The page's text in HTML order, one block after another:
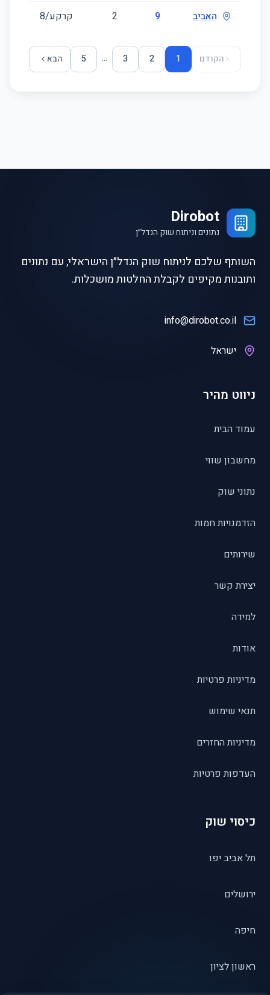
האביב 9
2 קרקע/8
הקודם 1
2
3
...
5 הבא
Dirobot
נתונים וניתוח שוק הנדל״ן
השותף שלכם לניתוח שוק הנדל״ן הישראלי, עם נתונים
ותובנות מקיפים לקבלת החלטות מושכלות.
info@dirobot.co.il
ישראל
ניווט מהיר
עמוד הבית
מחשבון שווי
נתוני שוק
הזדמנויות חמות
שירותים
יצירת קשר
למידה
אודות
מדיניות פרטיות
תנאי שימוש
מדיניות החזרים
העדפות פרטיות
כיסוי שוק
תל אביב יפו
ירושלים
חיפה
ראשון לציון